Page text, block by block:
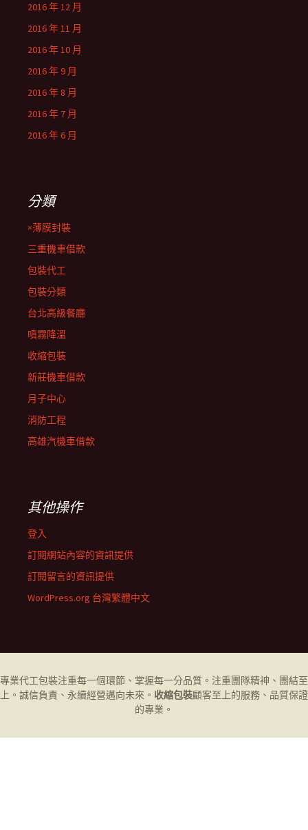
2016 年 12 月
2016 年 11 月
2016 年 10 月
2016 年 9 月
2016 年 8 月
2016 年 7 月
2016 年 6 月
分類
×薄膜封裝
三重機車借款
包裝代工
包裝分類
台北高級餐廳
噴霧降溫
收縮包裝
新莊機車借款
月子中心
消防工程
高雄汽機車借款
其他操作
登入
訂閱網站內容的資訊提供
訂閱留言的資訊提供
WordPress.org 台灣繁體中文
專業代工包裝注重每一個環節、掌握每一分品質。注重團隊精神、團結至
上。誠信負責、永續經營邁向未來。 收縮包裝顧客至上的服務、品質保證
的專業。